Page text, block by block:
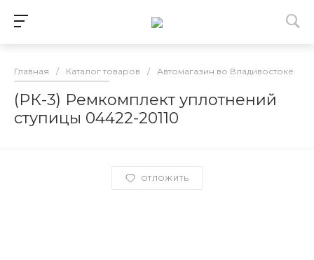
Главная / Каталог товаров / Автомагазин во Владивостоке
(РК-3) Ремкомплект уплотнений
ступицы 04422-20110
ОТЛОЖИТЬ